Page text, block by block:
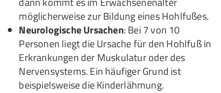
möglicherweise zur Bildung eines Hohlfußes.
Neurologische Ursachen: Bei 7 von 10
Personen liegt die Ursache für den Hohlfuß in
Erkrankungen der Muskulatur oder des
Nervensystems. Ein häufiger Grund ist
beispielsweise die Kinderlähmung.